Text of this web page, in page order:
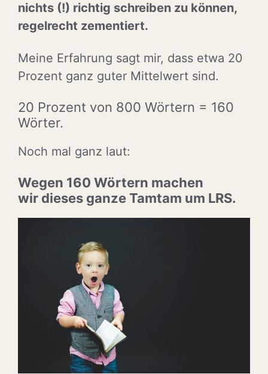
nichts (!) richtig schreiben zu können,
regelrecht zementiert.
Meine Erfahrung sagt mir, dass etwa 20
Prozent ganz guter Mittelwert sind.
20 Prozent von 800 Wörtern = 160
Wörter.
Noch mal ganz laut:
Wegen 160 Wörtern machen
wir dieses ganze Tamtam um LRS.